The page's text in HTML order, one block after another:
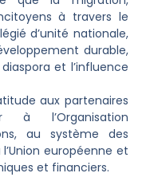
à travers le
d’unité nationale,
durable,
et l’influence
aux partenaires
à l’Organisation
au système des
européenne et
et financiers.